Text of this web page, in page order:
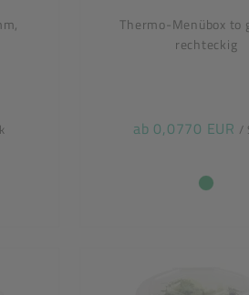
Thermo-Menübox to
rechteckig
ab 0,0770 EUR /